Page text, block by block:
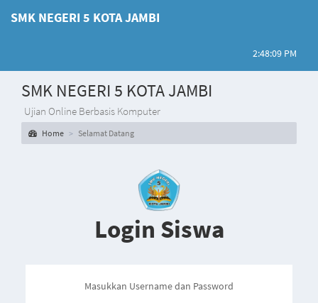
SMK NEGERI 5 KOTA JAMBI
2:48:09 PM
SMK NEGERI 5 KOTA JAMBI
Ujian Online Berbasis Komputer
Home Selamat Datang
Login Siswa
Masukkan Username dan Password